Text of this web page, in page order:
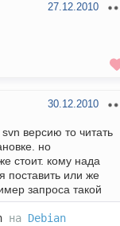
27.12.2010
30.12.2010
версию то читать
но
стоит. кому нада
поставить или же
запроса такой
на Debian